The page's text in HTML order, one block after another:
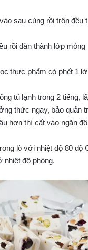
sau cùng rồi trộn đều
rồi dàn thành lớp mỏng
thực phẩm có phết 1
tủ lạnh trong 2 tiếng,
thức ngay, bảo quản
hơn thì cất vào ngăn
lò với nhiệt độ 80 độ
nhiệt độ phòng.